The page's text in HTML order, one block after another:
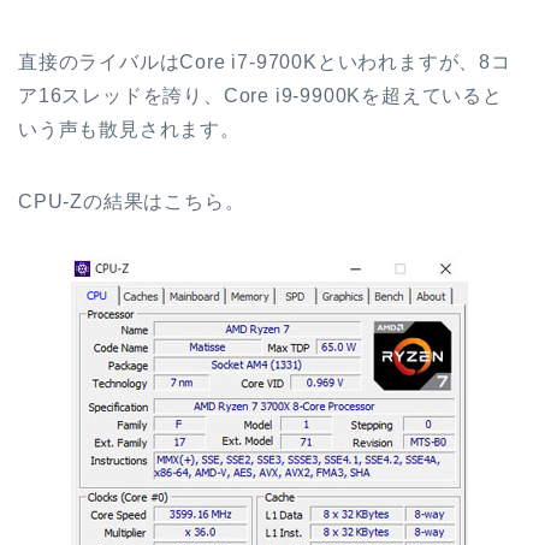
直接のライバルはCore i7-9700Kといわれますが、8コ
ア16スレッドを誇り、Core i9-9900Kを超えていると
いう声も散見されます。
CPU-Zの結果はこちら。